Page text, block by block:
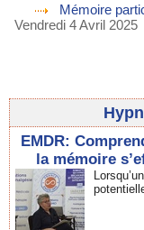
Mémoire
Vendredi 4 Avril 2025
EMDR:
la mémoire